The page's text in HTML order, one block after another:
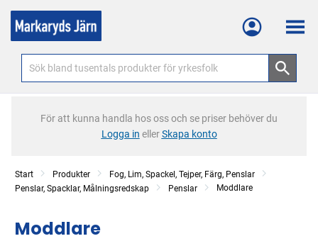
Meny
För att kunna handla hos oss och se priser behöver du
Logga in ellerSkapa konto
Start Produkter
Fog, Lim, Spackel, Tejper, Färg, Penslar
Penslar, Spacklar, Målningsredskap
Penslar Moddlare
Moddlare